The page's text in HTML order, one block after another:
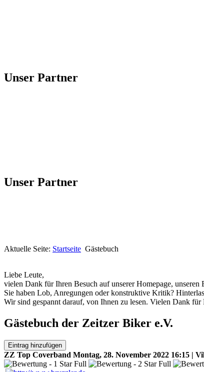
Unser Partner
Unser Partner
Aktuelle Seite: Startseite Gästebuch
Liebe Leute,
vielen Dank für Ihren Besuch auf unserer Homepage, unseren
Sie haben Lob, Anregungen oder konstruktive Kritik?
Wir sind gespannt darauf, von Ihnen zu lesen. Vielen Dank für
Gästebuch der Zeitzer Biker e.V.
Eintrag hinzufügen
ZZ Top Coverband Montag, 28. November 2022 16:15 |